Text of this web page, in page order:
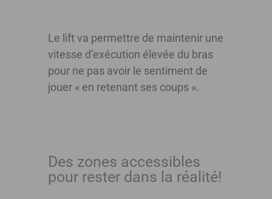
Le lift va permettre de maintenir une
vitesse d’exécution élevée du bras
pour ne pas avoir le sentiment de
jouer « en retenant ses coups ».
Des zones accessibles
pour rester dans la réalité!